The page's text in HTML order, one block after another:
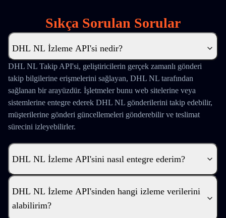
Sıkça Sorulan Sorular
DHL NL İzleme API'si nedir?
DHL NL Takip API'si, geliştiricilerin gerçek zamanlı gönderi
takip bilgilerine erişmelerini sağlayan, DHL NL tarafından
sağlanan bir arayüzdür. İşletmeler bunu web sitelerine veya
sistemlerine entegre ederek DHL NL gönderilerini takip edebilir,
müşterilerine gönderi güncellemeleri gönderebilir ve teslimat
sürecini izleyebilirler.
DHL NL İzleme API'sini nasıl entegre ederim?
DHL NL İzleme API'sinden hangi izleme verilerini
alabilirim?